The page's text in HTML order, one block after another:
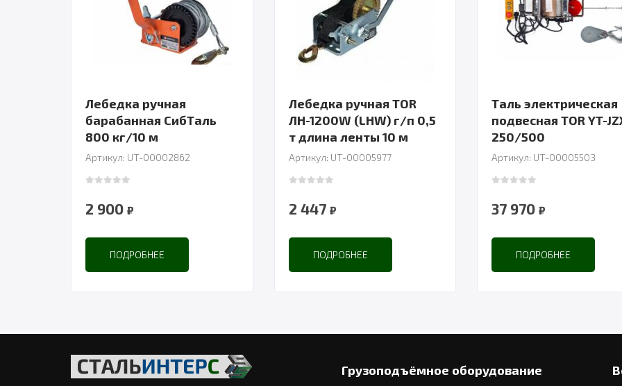
Лебедка ручная
барабанная СибТаль
800 кг/10 м
Артикул: UT-00002862
2 900 ₽
ПОДРОБНЕЕ
Лебедка ручная TOR
ЛН-1200W (LHW) г/п 0,5
т длина ленты 10 м
Артикул: UT-00005977
2 447 ₽
ПОДРОБНЕЕ
Таль электрическая
подвесная TOR YT-
250/500
Артикул: UT-00005503
37 970 ₽
ПОДРОБНЕЕ
Грузоподъёмное оборудование